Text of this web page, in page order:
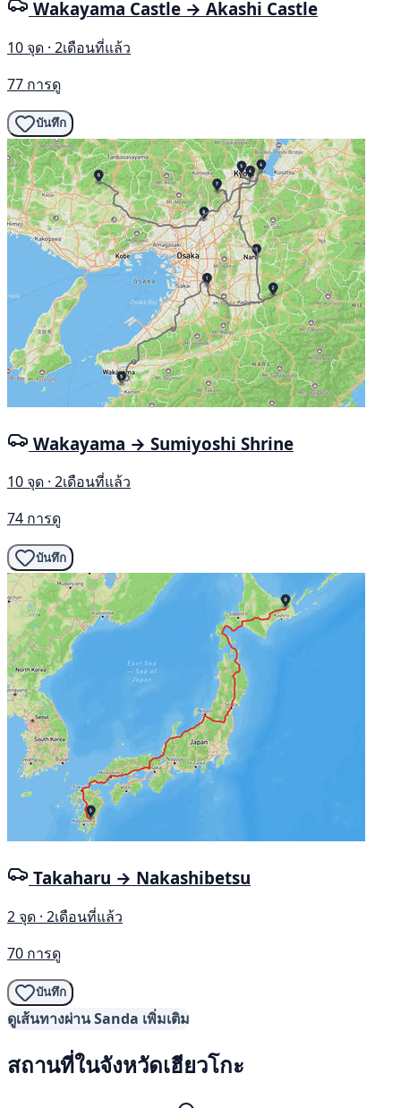
Wakayama Castle → Akashi Castle
10 จุด · 2เดือนที่แล้ว
77 การดู
บันทึก
Wakayama → Sumiyoshi Shrine
10 จุด · 2เดือนที่แล้ว
74 การดู
บันทึก
Takaharu → Nakashibetsu
2 จุด · 2เดือนที่แล้ว
70 การดู
บันทึก
ดูเส้นทางผ่าน Sanda เพิ่มเติม
สถานที่ในจังหวัดเฮียวโกะ